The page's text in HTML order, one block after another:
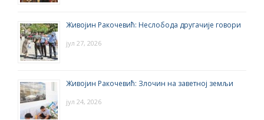
Живојин Ракочевић: Неслобода другачије говори
јул 27, 2026
Живојин Ракочевић: Злочин на заветној земљи
јул 24, 2026